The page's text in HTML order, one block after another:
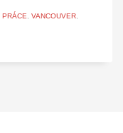
PRÁCE, VANCOUVER,